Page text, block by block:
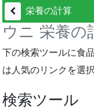
栄養の計算
ウニ 栄養の
下の検索ツールに食
は人気のリンクを選
検索ツール